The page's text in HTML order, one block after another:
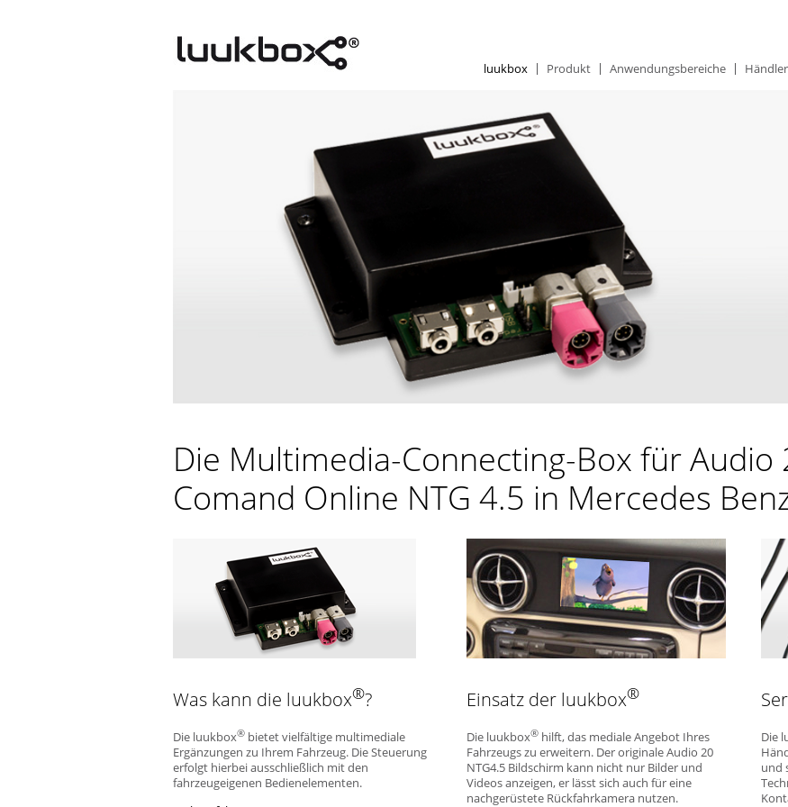
luukbox
Produkt Anwendungsbereiche Händler
Die Multimedia-Connecting-Box für Audio
Comand Online NTG 4.5 in Mercedes
Was kann die luukbox®?
Die luukbox® bietet vielfältige multimediale
Ergänzungen zu Ihrem Fahrzeug. Die Steuerung
erfolgt hierbei ausschließlich mit den
fahrzeugeigenen Bedienelementen.
Einsatz der luukbox®
Die luukbox® hilft, das mediale Angebot Ihres
Fahrzeugs zu erweitern. Der originale Audio 20
NTG4.5 Bildschirm kann nicht nur Bilder und
Videos anzeigen, er lässt sich auch für eine
nachgerüstete Rückfahrkamera nutzen.
Die
und